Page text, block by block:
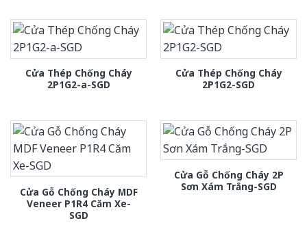
Cửa Thép Chống Cháy
2P1G2-a-SGD
Cửa Thép Chống Cháy
2P1G2-SGD
Cửa Gỗ Chống Cháy MDF
Veneer P1R4 Căm Xe-
SGD
Cửa Gỗ Chống Cháy 2P
Sơn Xám Trắng-SGD